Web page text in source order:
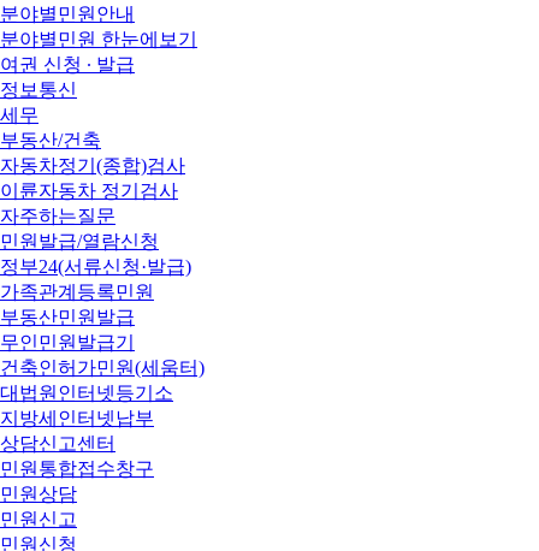
분야별민원안내
분야별민원 한눈에보기
여권 신청 ∙ 발급
정보통신
세무
부동산/건축
자동차정기(종합)검사
이륜자동차 정기검사
자주하는질문
민원발급/열람신청
정부24(서류신청·발급)
가족관계등록민원
부동산민원발급
무인민원발급기
건축인허가민원(세움터)
대법원인터넷등기소
지방세인터넷납부
상담신고센터
민원통합접수창구
민원상담
민원신고
민원신청